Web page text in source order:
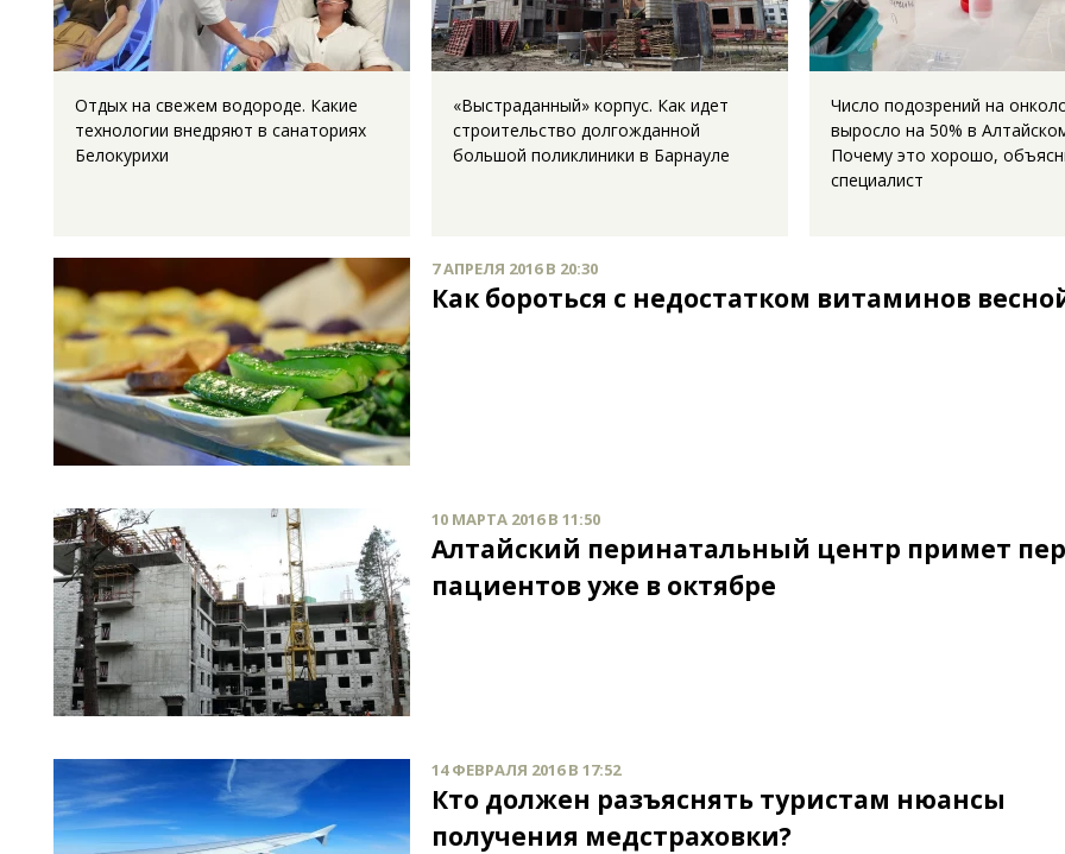
Отдых на свежем водороде. Какие
технологии внедряют в санаториях
Белокурихи
«Выстраданный» корпус. Как идет
строительство долгожданной
большой поликлиники в Барнауле
Число подозрений на
выросло на 50% в
Почему это хорошо,
специалист
7 АПРЕЛЯ 2016 В 20:30
Как бороться с недостатком витаминов
10 МАРТА 2016 В 11:50
Алтайский перинатальный центр примет
пациентов уже в октябре
14 ФЕВРАЛЯ 2016 В 17:52
Кто должен разъяснять туристам нюансы
получения медстраховки?